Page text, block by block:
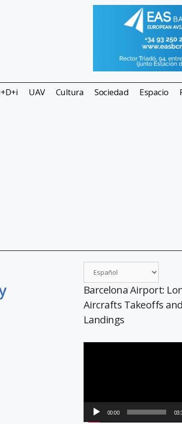
UAV Cultura Sociedad Espacio
Barcelona Airport:
Aircrafts Takeoffs and
Landings
00:00